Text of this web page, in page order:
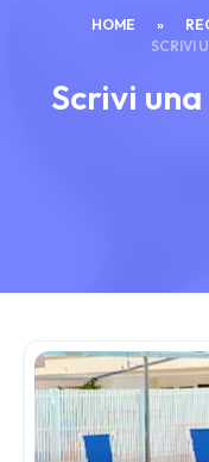
HOME »
SCRIVI
Scrivi